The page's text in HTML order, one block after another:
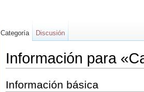
Información para
Información básica
Categoría Discusión